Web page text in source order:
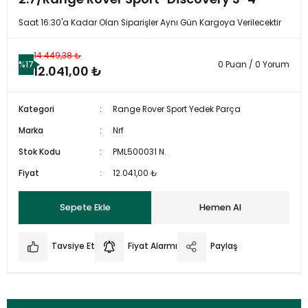
Saat 16:30'a Kadar Olan Siparişler Aynı Gün Kargoya Verilecektir
%17
14.449,38 ₺
12.041,00 ₺ 0 Puan / 0 Yorum
Kategori
Range Rover Sport Yedek Parça
Marka
Nrf
Stok Kodu
PML500031 N.
Fiyat
12.041,00 ₺
Sepete Ekle Hemen Al
Tavsiye Et Fiyat Alarmı Paylaş